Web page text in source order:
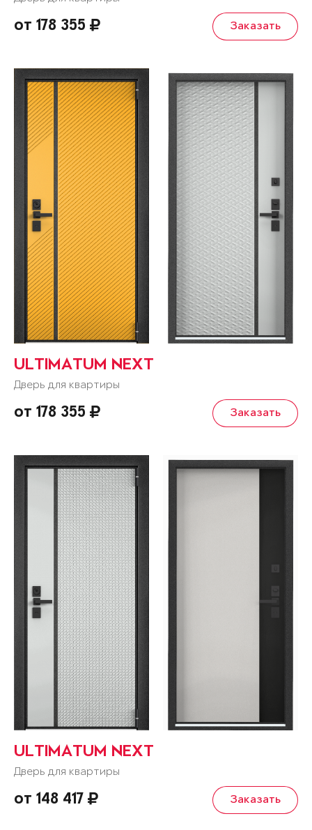
от 178 355 Заказать
ULTIMATUM NEXT
Дверь для квартиры
от 178 355 Заказать
ULTIMATUM NEXT
Дверь для квартиры
от 148 417 Заказать